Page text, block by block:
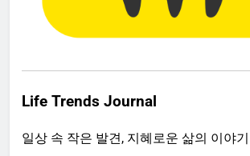
Life Trends Journal
일상 속 작은 발견, 지혜로운 삶의 이야기